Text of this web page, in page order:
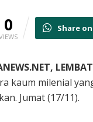
0 Share
kaum milenial
Jumat (17/11).